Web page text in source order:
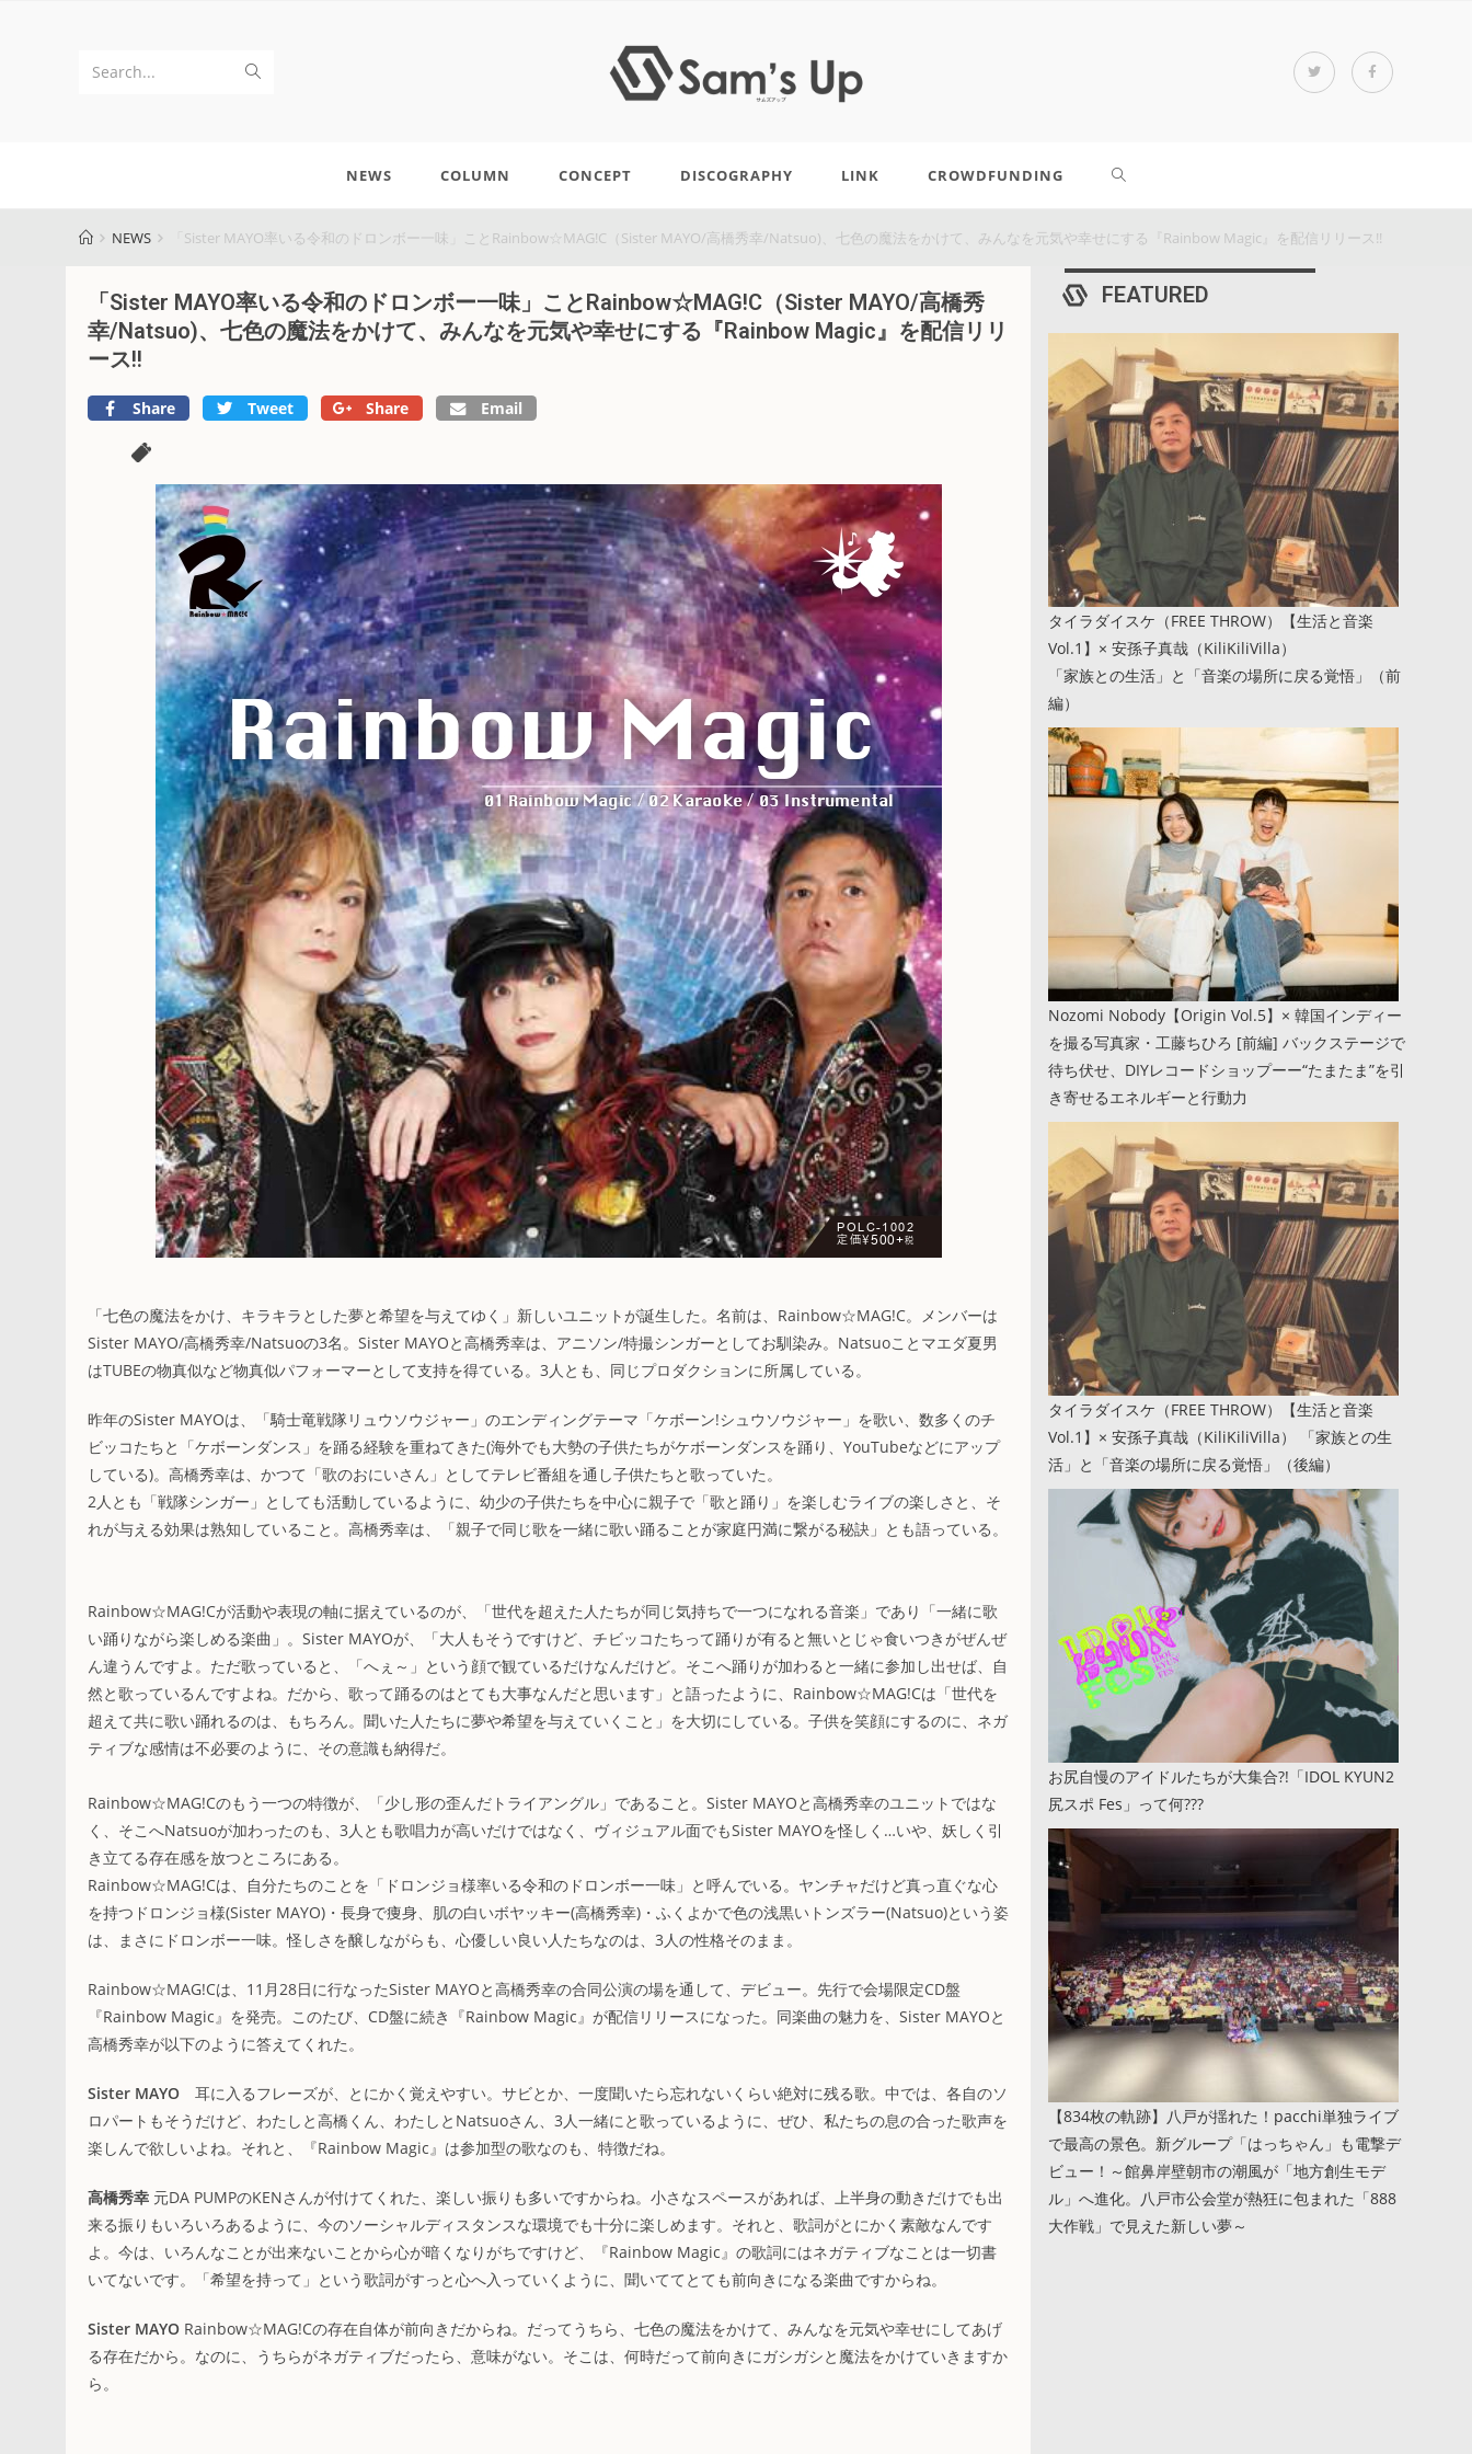
Search...
NEWS COLUMN CONCEPT DISCOGRAPHY LINK CROWDFUNDING
NEWS 「Sister MAYO率いる令和のドロンボー一味」ことRainbow☆MAG!C（Sister MAYO/高橋秀幸/Natsuo)、七色の魔法をかけて、みんなを元気や幸せにする『Rainbow Magic』を配信リリース!!
「Sister MAYO率いる令和のドロンボー一味」ことRainbow☆MAG!C（Sister MAYO/高橋秀
幸/Natsuo)、七色の魔法をかけて、みんなを元気や幸せにする『Rainbow Magic』を配信リリ
ース!!
Share Tweet Share Email
「七色の魔法をかけ、キラキラとした夢と希望を与えてゆく」新しいユニットが誕生した。名前は、Rainbow☆MAG!C。メンバーは
Sister MAYO/高橋秀幸/Natsuoの3名。Sister MAYOと高橋秀幸は、アニソン/特撮シンガーとしてお馴染み。Natsuoことマエダ夏男
はTUBEの物真似など物真似パフォーマーとして支持を得ている。3人とも、同じプロダクションに所属している。
昨年のSister MAYOは、「騎士竜戦隊リュウソウジャー」のエンディングテーマ「ケボーン!シュウソウジャー」を歌い、数多くのチ
ビッコたちと「ケボーンダンス」を踊る経験を重ねてきた(海外でも大勢の子供たちがケボーンダンスを踊り、YouTubeなどにアップ
している)。高橋秀幸は、かつて「歌のおにいさん」としてテレビ番組を通し子供たちと歌っていた。
2人とも「戦隊シンガー」としても活動しているように、幼少の子供たちを中心に親子で「歌と踊り」を楽しむライブの楽しさと、そ
れが与える効果は熟知していること。高橋秀幸は、「親子で同じ歌を一緒に歌い踊ることが家庭円満に繋がる秘訣」とも語っている。
Rainbow☆MAG!Cが活動や表現の軸に据えているのが、「世代を超えた人たちが同じ気持ちで一つになれる音楽」であり「一緒に歌
い踊りながら楽しめる楽曲」。Sister MAYOが、「大人もそうですけど、チビッコたちって踊りが有ると無いとじゃ食いつきがぜんぜ
ん違うんですよ。ただ歌っていると、「へぇ～」という顔で観ているだけなんだけど。そこへ踊りが加わると一緒に参加し出せば、自
然と歌っているんですよね。だから、歌って踊るのはとても大事なんだと思います」と語ったように、Rainbow☆MAG!Cは「世代を
超えて共に歌い踊れるのは、もちろん。聞いた人たちに夢や希望を与えていくこと」を大切にしている。子供を笑顔にするのに、ネガ
ティブな感情は不必要のように、その意識も納得だ。
Rainbow☆MAG!Cのもう一つの特徴が、「少し形の歪んだトライアングル」であること。Sister MAYOと高橋秀幸のユニットではな
く、そこへNatsuoが加わったのも、3人とも歌唱力が高いだけではなく、ヴィジュアル面でもSister MAYOを怪しく…いや、妖しく引
き立てる存在感を放つところにある。
Rainbow☆MAG!Cは、自分たちのことを「ドロンジョ様率いる令和のドロンボー一味」と呼んでいる。ヤンチャだけど真っ直ぐな心
を持つドロンジョ様(Sister MAYO)・長身で痩身、肌の白いボヤッキー(高橋秀幸)・ふくよかで色の浅黒いトンズラー(Natsuo)という姿
は、まさにドロンボー一味。怪しさを醸しながらも、心優しい良い人たちなのは、3人の性格そのまま。
Rainbow☆MAG!Cは、11月28日に行なったSister MAYOと高橋秀幸の合同公演の場を通して、デビュー。先行で会場限定CD盤
『Rainbow Magic』を発売。このたび、CD盤に続き『Rainbow Magic』が配信リリースになった。同楽曲の魅力を、Sister MAYOと
高橋秀幸が以下のように答えてくれた。
Sister MAYO 耳に入るフレーズが、とにかく覚えやすい。サビとか、一度聞いたら忘れないくらい絶対に残る歌。中では、各自のソ
ロパートもそうだけど、わたしと高橋くん、わたしとNatsuoさん、3人一緒にと歌っているように、ぜひ、私たちの息の合った歌声を
楽しんで欲しいよね。それと、『Rainbow Magic』は参加型の歌なのも、特徴だね。
高橋秀幸 元DA PUMPのKENさんが付けてくれた、楽しい振りも多いですからね。小さなスペースがあれば、上半身の動きだけでも出
来る振りもいろいろあるように、今のソーシャルディスタンスな環境でも十分に楽しめます。それと、歌詞がとにかく素敵なんです
よ。今は、いろんなことが出来ないことから心が暗くなりがちですけど、『Rainbow Magic』の歌詞にはネガティブなことは一切書
いてないです。「希望を持って」という歌詞がすっと心へ入っていくように、聞いててとても前向きになる楽曲ですからね。
Sister MAYO Rainbow☆MAG!Cの存在自体が前向きだからね。だってうちら、七色の魔法をかけて、みんなを元気や幸せにしてあげ
る存在だから。なのに、うちらがネガティブだったら、意味がない。そこは、何時だって前向きにガシガシと魔法をかけていきますか
ら。
FEATURED
タイラダイスケ（FREE THROW）【生活と音楽
Vol.1】× 安孫子真哉（KiliKiliVilla）
「家族との生活」と「音楽の場所に戻る覚悟」（前
編）
Nozomi Nobody【Origin Vol.5】× 韓国インディー
を撮る写真家・工藤ちひろ [前編] バックステージで
待ち伏せ、DIYレコードショップーー“たまたま”を引
き寄せるエネルギーと行動力
タイラダイスケ（FREE THROW）【生活と音楽
Vol.1】× 安孫子真哉（KiliKiliVilla） 「家族との生
活」と「音楽の場所に戻る覚悟」（後編）
お尻自慢のアイドルたちが大集合?!「IDOL KYUN2
尻スポ Fes」って何???
【834枚の軌跡】八戸が揺れた！pacchi単独ライブ
で最高の景色。新グループ「はっちゃん」も電撃デ
ビュー！～館鼻岸壁朝市の潮風が「地方創生モデ
ル」へ進化。八戸市公会堂が熱狂に包まれた「888
大作戦」で見えた新しい夢～